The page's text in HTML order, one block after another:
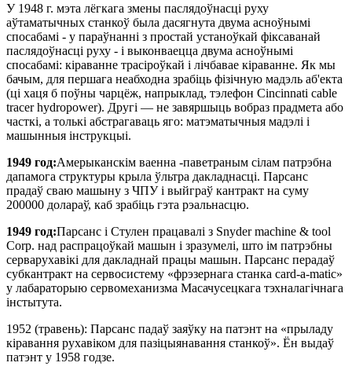
У 1948 г. мэта лёгкага змены паслядоўнасці руху
аўтаматычных станкоў была дасягнута двума асноўнымі
спосабамі - у параўнанні з простай устаноўкай фіксаванай
паслядоўнасці руху - і выконваецца двума асноўнымі
спосабамі: кіраванне трасіроўкай і лічбавае кіраванне. Як мы
бачым, для першага неабходна зрабіць фізічную мадэль аб'екта
(ці хаця б поўны чарцёж, напрыклад, тэлефон Cincinnati cable
tracer hydropower). Другі — не завяршыць вобраз прадмета або
часткі, а толькі абстрагаваць яго: матэматычныя мадэлі і
машынныя інструкцыі.
1949 год:Амерыканскім ваенна -паветраным сілам патрэбна
дапамога структуры крыла ўльтра дакладнасці. Парсанс
прадаў сваю машыну з ЧПУ і выйграў кантракт на суму
200000 долараў, каб зрабіць гэта рэальнасцю.
1949 год:Парсанс і Стулен працавалі з Snyder machine & tool
Corp. над распрацоўкай машын і зразумелі, што ім патрэбны
серварухавікі для дакладнай працы машын. Парсанс перадаў
субкантракт на сервосистему «фрэзернага станка card-a-matic»
у лабараторыю сервомеханизма Масачусецкага тэхналагічнага
інстытута.
1952 (травень): Парсанс падаў заяўку на патэнт на «прыладу
кіравання рухавіком для пазіцыянавання станкоў». Ён выдаў
патэнт у 1958 годзе.